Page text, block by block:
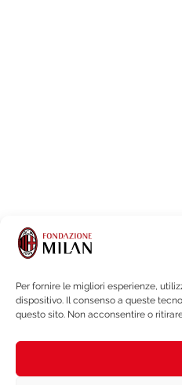
Per fornire le migliori esperienze,
dispositivo. Il consenso a queste
questo sito. Non acconsentire o